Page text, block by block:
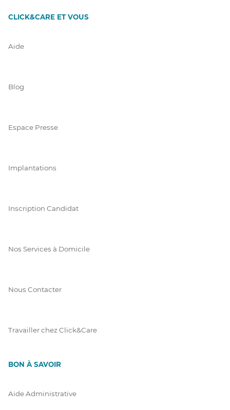
CLICK&CARE ET VOUS
Aide
Blog
Espace Presse
Implantations
Inscription Candidat
Nos Services à Domicile
Nous Contacter
Travailler chez Click&Care
BON À SAVOIR
Aide Administrative